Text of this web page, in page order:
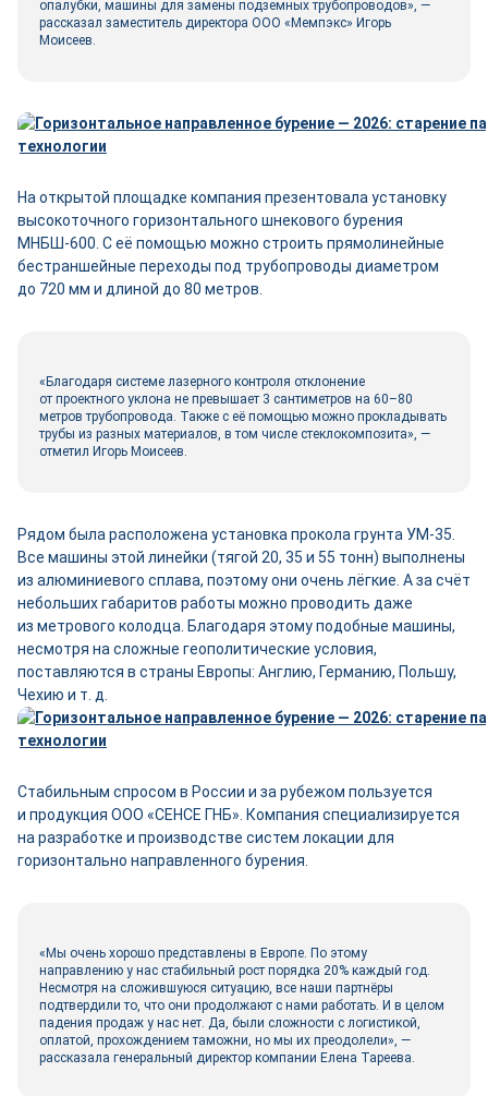
опалубки, машины для замены подземных трубопроводов», —
рассказал заместитель директора ООО «Мемпэкс» Игорь
Моисеев.
На открытой площадке компания презентовала установку
высокоточного горизонтального шнекового бурения
МНБШ‑600. С её помощью можно строить прямолинейные
бестраншейные переходы под трубопроводы диаметром
до 720 мм и длиной до 80 метров.
«Благодаря системе лазерного контроля отклонение
от проектного уклона не превышает 3 сантиметров на 60–80
метров трубопровода. Также с её помощью можно прокладывать
трубы из разных материалов, в том числе стеклокомпозита», —
отметил Игорь Моисеев.
Рядом была расположена установка прокола грунта УМ‑35.
Все машины этой линейки (тягой 20, 35 и 55 тонн) выполнены
из алюминиевого сплава, поэтому они очень лёгкие. А за счёт
небольших габаритов работы можно проводить даже
из метрового колодца. Благодаря этому подобные машины,
несмотря на сложные геополитические условия,
поставляются в страны Европы: Англию, Германию, Польшу,
Чехию и т. д.
Стабильным спросом в России и за рубежом пользуется
и продукция ООО «СЕНСЕ ГНБ». Компания специализируется
на разработке и производстве систем локации для
горизонтально направленного бурения.
«Мы очень хорошо представлены в Европе. По этому
направлению у нас стабильный рост порядка 20% каждый год.
Несмотря на сложившуюся ситуацию, все наши партнёры
подтвердили то, что они продолжают с нами работать. И в целом
падения продаж у нас нет. Да, были сложности с логистикой,
оплатой, прохождением таможни, но мы их преодолели», —
рассказала генеральный директор компании Елена Тареева.